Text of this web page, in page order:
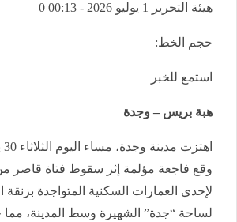
هيئة التحرير 1 يوليو 2026 - 00:13 0
حجم الخط:
استمع للخبر
هبة بريس – وجدة
وقع فاجعة مؤلمة إثر سقوط فتاة قاصر من
لإحدى العمارات السكنية المتواجدة بزنقة
لساحة “جدة” الشهيرة وسط المدينة،